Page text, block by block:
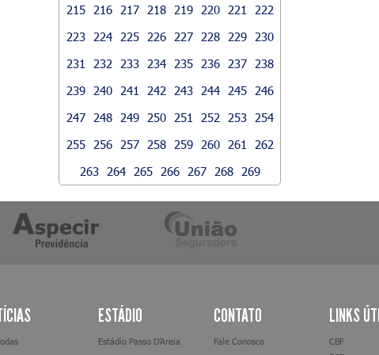
215 216 217 218 219 220 221
222
223
224 225 226 227 228 229
230
231
232 233 234 235 236 237
238
239
240 241 242 243 244 245
246
247
248 249 250 251 252 253
254
255
256 257 258 259 260 261
262
263
264 265 266 267 268 269
ESTÁDIO
Estádio Passo D’Areia
CONTATO
Fale Conosco
LINKS
CBF